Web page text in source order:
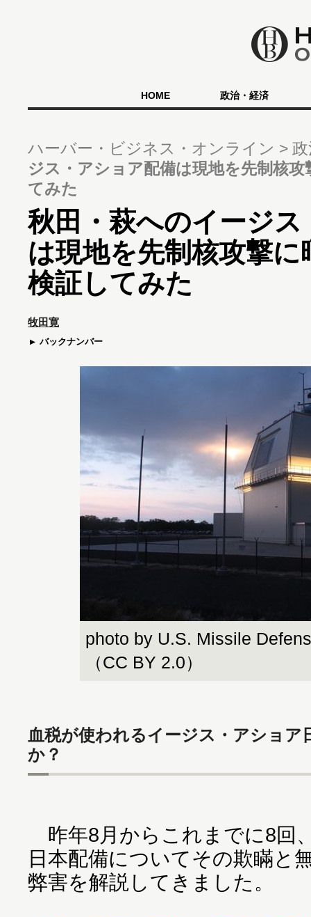
HOME 政治・経済
ハーバー・ビジネス・オンライン
ジス・アショア配備は現地を先制核
てみた
秋田・萩へのイージ
は現地を先制核攻撃
検証してみた
牧田寛
バックナンバー
photo by U.S. Missile
（CC BY 2.0）
血税が使われるイージス・アショア
か？
昨年8月からこれまでに8回
日本配備についてその欺瞞と
弊害を解説してきました。